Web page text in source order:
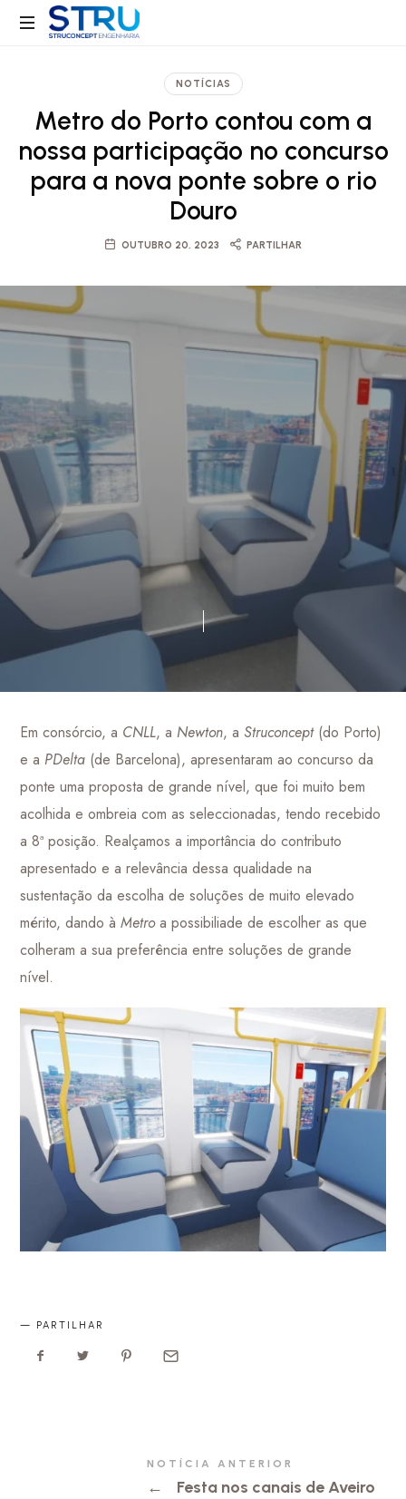
Struconcept
NOTÍCIAS
Metro do Porto contou com a
nossa participação no concurso
para a nova ponte sobre o rio
Douro
OUTUBRO 20, 2023 PARTILHAR
Em consórcio, a CNLL, a Newton, aStruconcept(do Porto)
e a PDelta (de Barcelona), apresentaram ao concurso da
ponte uma proposta de grande nível, que foi muito bem
acolhida e ombreia com as seleccionadas, tendo recebido
a 8ª posição. Realçamos a importância do contributo
apresentado e a relevância dessa qualidade na
sustentação da escolha de soluções de muito elevado
mérito, dando àMetroa possibiliade de escolher as que
colheram a sua preferência entre soluções de grande
nível.
PARTILHAR
NOTÍCIA ANTERIOR
← Festa nos canais de Aveiro